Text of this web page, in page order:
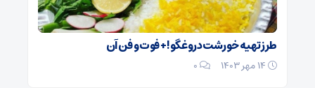
طرز تهیه خورشت دروغگو! + فوت و فن آن
0